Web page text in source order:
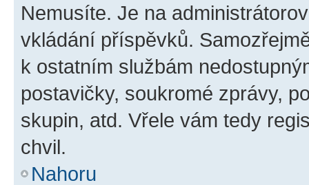
Nemusíte. Je na
vkládání příspěvků.
k ostatním službám
postavičky, soukromé zprávy,
skupin, atd. Vřele vám tedy
chvil.
Nahoru